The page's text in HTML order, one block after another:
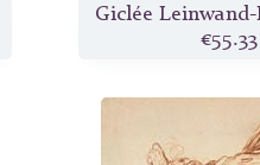
Giclée
€55.33